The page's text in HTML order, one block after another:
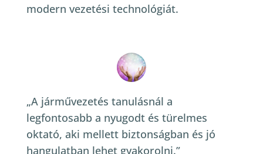
modern vezetési technológiát.
„A járművezetés tanulásnál a
legfontosabb a nyugodt és türelmes
oktató, aki mellett biztonságban és jó
hangulatban lehet gyakorolni.”